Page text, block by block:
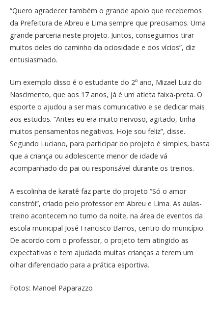
“Quero agradecer também o grande apoio que recebemos
da Prefeitura de Abreu e Lima sempre que precisamos. Uma
grande parceria neste projeto. Juntos, conseguimos tirar
muitos deles do caminho da ociosidade e dos vícios”, diz
entusiasmado.
Um exemplo disso é o estudante do 2º ano, Mizael Luiz do
Nascimento, que aos 17 anos, já é um atleta faixa-preta. O
esporte o ajudou a ser mais comunicativo e se dedicar mais
aos estudos. “Antes eu era muito nervoso, agitado, tinha
muitos pensamentos negativos. Hoje sou feliz”, disse.
Segundo Luciano, para participar do projeto é simples, basta
que a criança ou adolescente menor de idade vá
acompanhado do pai ou responsável durante os treinos.
A escolinha de karatê faz parte do projeto “Só o amor
constrói”, criado pelo professor em Abreu e Lima. As aulas-
treino acontecem no turno da noite, na área de eventos da
escola municipal José Francisco Barros, centro do município.
De acordo com o professor, o projeto tem atingido as
expectativas e tem ajudado muitas crianças a terem um
olhar diferenciado para a prática esportiva.
Fotos: Manoel Paparazzo